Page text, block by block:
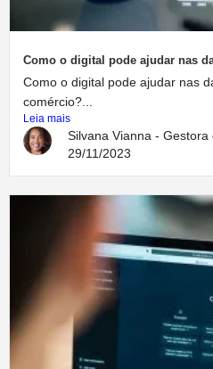
Como o digital pode ajudar nas
Como o digital pode ajudar nas
comércio?...
Leia mais
Silvana Vianna - Gestora
29/11/2023